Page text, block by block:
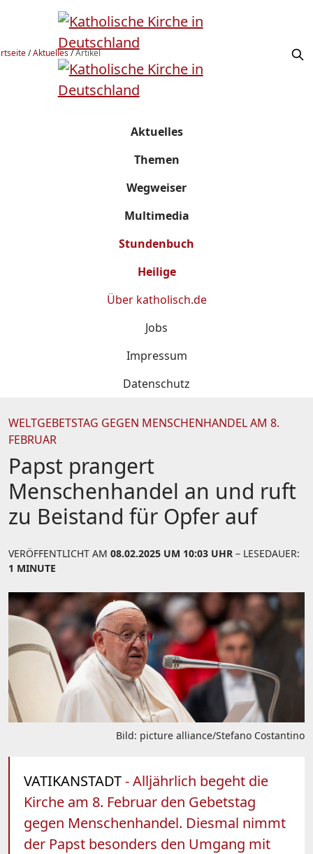
/Aktuelles/Artikel
Aktuelles
Themen
Wegweiser
Multimedia
Stundenbuch
Heilige
Über katholisch.de
Jobs
Impressum
Datenschutz
WELTGEBETSTAG GEGEN MENSCHENHANDEL AM 8.
FEBRUAR
Papst prangert
Menschenhandel an und ruft
zu Beistand für Opfer auf
VERÖFFENTLICHT AM 08.02.2025 UM 10:03 UHR – LESEDAUER:
1 MINUTE
Bild: picture alliance/Stefano Costantino
VATIKANSTADT- Alljährlich begeht die
Kirche am 8. Februar den Gebetstag
gegen Menschenhandel. Diesmal nimmt
der Papst besonders den Umgang mit